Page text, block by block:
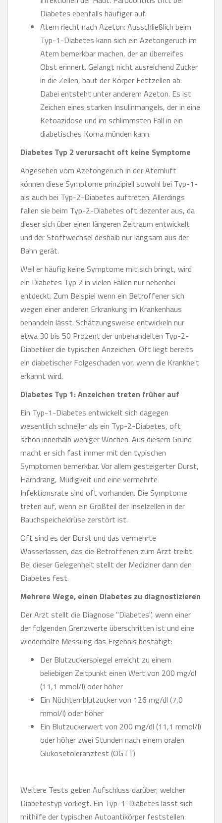
Diabetes ebenfalls häufiger auf.
Atem riecht nach Azeton: Ausschließlich beim
Typ-1-Diabetes kann sich ein Azetongeruch im
Atem bemerkbar machen, der an überreifes
Obst erinnert. Gelangt nicht ausreichend Zucker
in die Zellen, baut der Körper Fettzellen ab.
Dabei entsteht unter anderem Azeton. Es ist
Zeichen eines starken Insulinmangels, der in eine
Ketoazidose und im schlimmsten Fall in ein
diabetisches Koma münden kann.
Diabetes Typ 2 verursacht oft keine Symptome
Abgesehen vom Azetongeruch in der Atemluft
können diese Symptome prinzipiell sowohl bei Typ-1-
als auch bei Typ-2-Diabetes auftreten. Allerdings
fallen sie beim Typ-2-Diabetes oft dezenter aus, da
dieser sich über einen längeren Zeitraum entwickelt
und der Stoffwechsel deshalb nur langsam aus der
Bahn gerät.
Weil er häufig keine Symptome mit sich bringt, wird
ein Diabetes Typ 2 in vielen Fällen nur nebenbei
entdeckt. Zum Beispiel wenn ein Betroffener sich
wegen einer anderen Erkrankung im Krankenhaus
behandeln lässt. Schätzungsweise entwickeln nur
etwa 30 bis 50 Prozent der unbehandelten Typ-2-
Diabetiker die typischen Anzeichen. Oft liegt bereits
ein diabetischer Folgeschaden vor, wenn die Krankheit
erkannt wird.
Diabetes Typ 1: Anzeichen treten früher auf
Ein Typ-1-Diabetes entwickelt sich dagegen
wesentlich schneller als ein Typ-2-Diabetes, oft
schon innerhalb weniger Wochen. Aus diesem Grund
macht er sich fast immer mit den typischen
Symptomen bemerkbar. Vor allem gesteigerter Durst,
Harndrang, Müdigkeit und eine vermehrte
Infektionsrate sind oft vorhanden. Die Symptome
treten auf, wenn ein Großteil der Inselzellen in der
Bauchspeicheldrüse zerstört ist.
Oft sind es der Durst und das vermehrte
Wasserlassen, das die Betroffenen zum Arzt treibt.
Bei dieser Gelegenheit stellt der Mediziner dann den
Diabetes fest.
Mehrere Wege, einen Diabetes zu diagnostizieren
Der Arzt stellt die Diagnose "Diabetes", wenn einer
der folgenden Grenzwerte überschritten ist und eine
wiederholte Messung das Ergebnis bestätigt:
Der Blutzuckerspiegel erreicht zu einem
beliebigen Zeitpunkt einen Wert von 200 mg/dl
(11,1 mmol/l) oder höher
Ein Nüchternblutzucker von 126 mg/dl (7,0
mmol/l) oder höher
Ein Blutzuckerwert von 200 mg/dl (11,1 mmol/l)
oder höher zwei Stunden nach einem oralen
Glukosetoleranztest (OGTT)
Weitere Tests geben Aufschluss darüber, welcher
Diabetestyp vorliegt. Ein Typ-1-Diabetes lässt sich
mithilfe der typischen Autoantikörper feststellen.